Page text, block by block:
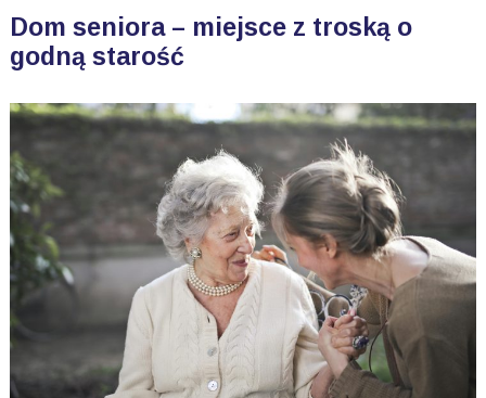
Dom seniora – miejsce z troską o
godną starość